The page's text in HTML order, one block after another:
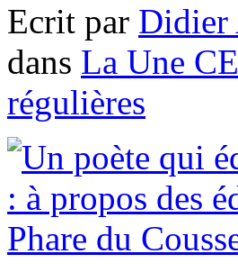
Ecrit par Didier
dans La Une
régulières